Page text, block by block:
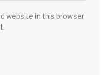
website in this browser